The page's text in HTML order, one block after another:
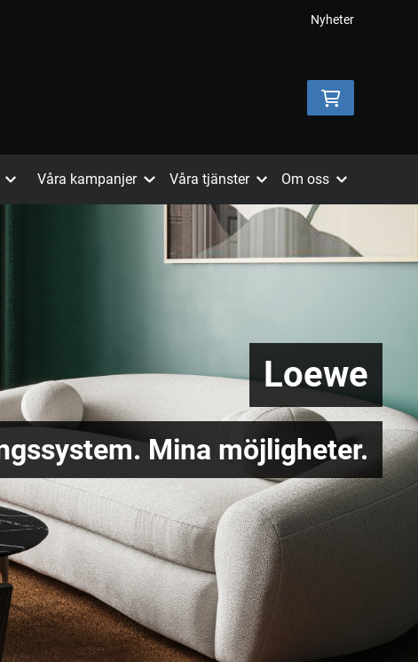
Nyheter
Våra kampanjer Våra tjänster Om oss
Loewe
Mina möjligheter.